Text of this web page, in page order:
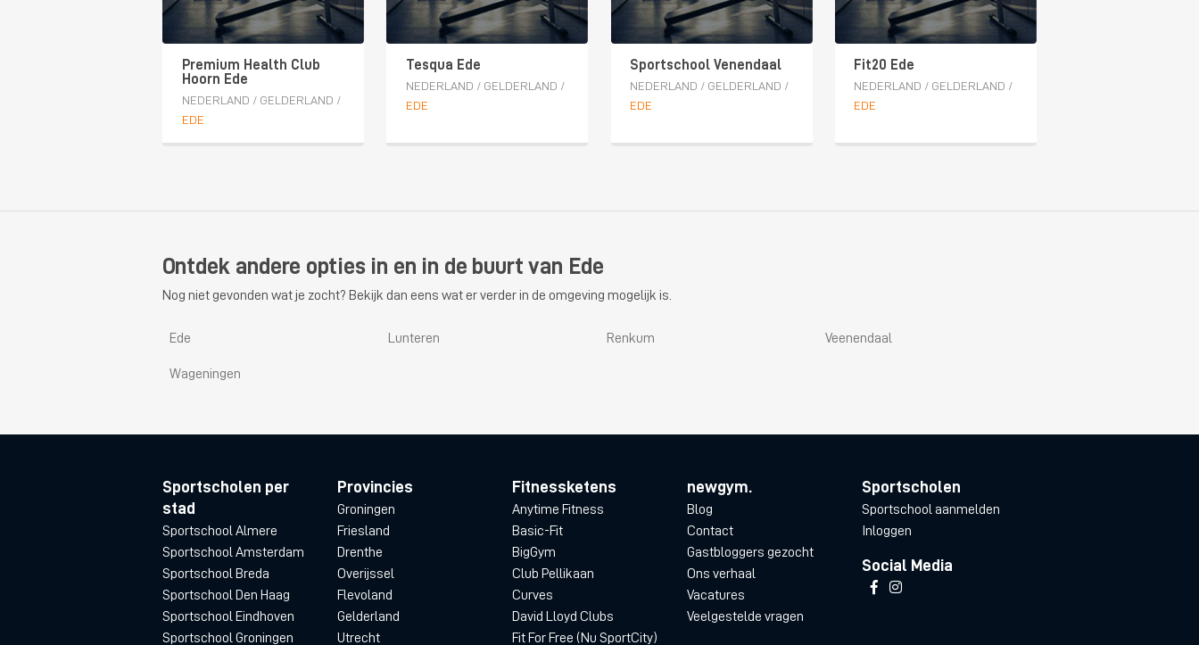
Premium Health Club
Hoorn Ede
NEDERLAND / GELDERLAND /
EDE
Tesqua Ede
NEDERLAND / GELDERLAND /
EDE
Sportschool Venendaal
NEDERLAND / GELDERLAND /
EDE
Fit20 Ede
NEDERLAND / GELDERLAND /
EDE
Ontdek andere opties in en in de buurt van Ede
Nog niet gevonden wat je zocht? Bekijk dan eens wat er verder in de omgeving mogelijk is.
Ede Lunteren Renkum Veenendaal
Wageningen
Sportscholen per
stad
Sportschool Almere
Sportschool Amsterdam
Sportschool Breda
Sportschool Den Haag
Sportschool Eindhoven
Sportschool Groningen
Provincies
Groningen
Friesland
Drenthe
Overijssel
Flevoland
Gelderland
Utrecht
Fitnessketens
Anytime Fitness
Basic-Fit
BigGym
Club Pellikaan
Curves
David Lloyd Clubs
Fit For Free (Nu SportCity)
newgym.
Blog
Contact
Gastbloggers gezocht
Ons verhaal
Vacatures
Veelgestelde vragen
Sportscholen
Sportschool aanmelden
Inloggen
Social Media